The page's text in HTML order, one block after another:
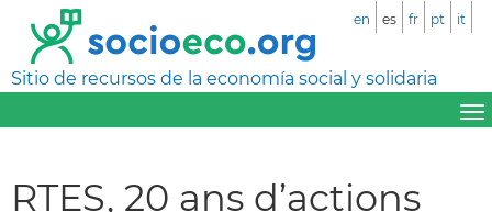
Sitio de recursos de la economía social y solidaria
en es fr pt it
RTES, 20 ans d’actions